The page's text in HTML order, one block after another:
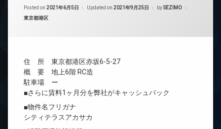
Posted on 2021年6月5日 Updated on 2021年9月25日 bySEZIMO
カテゴリー:
東京都港区
住 所 東京都港区赤坂6-5-27
概 要 地上6階 RC造
駐車場 ー
■さらに賃料1ヶ月分を弊社がキャッシュバック
■物件名フリガナ
シティテラスアカサカ